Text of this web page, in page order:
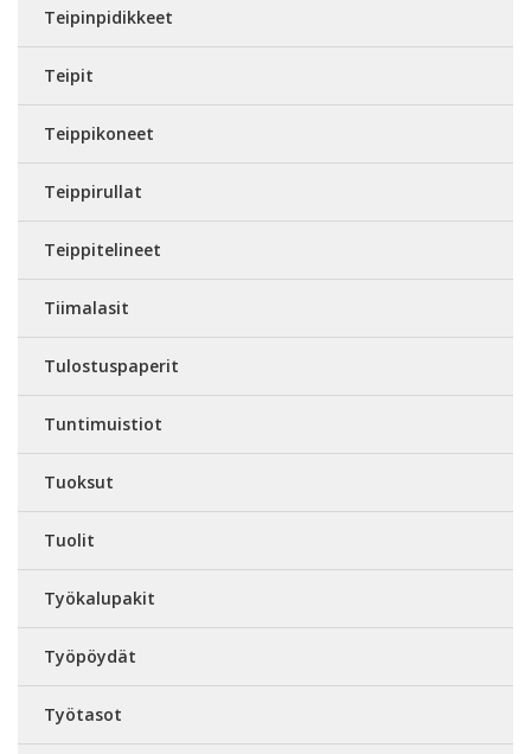
Teipinpidikkeet
Teipit
Teippikoneet
Teippirullat
Teippitelineet
Tiimalasit
Tulostuspaperit
Tuntimuistiot
Tuoksut
Tuolit
Työkalupakit
Työpöydät
Työtasot